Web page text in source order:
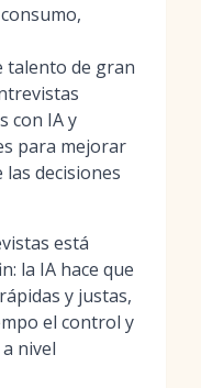
talento de gran
con IA y
para mejorar
las decisiones
está
la IA hace que
y justas,
el control y
nivel